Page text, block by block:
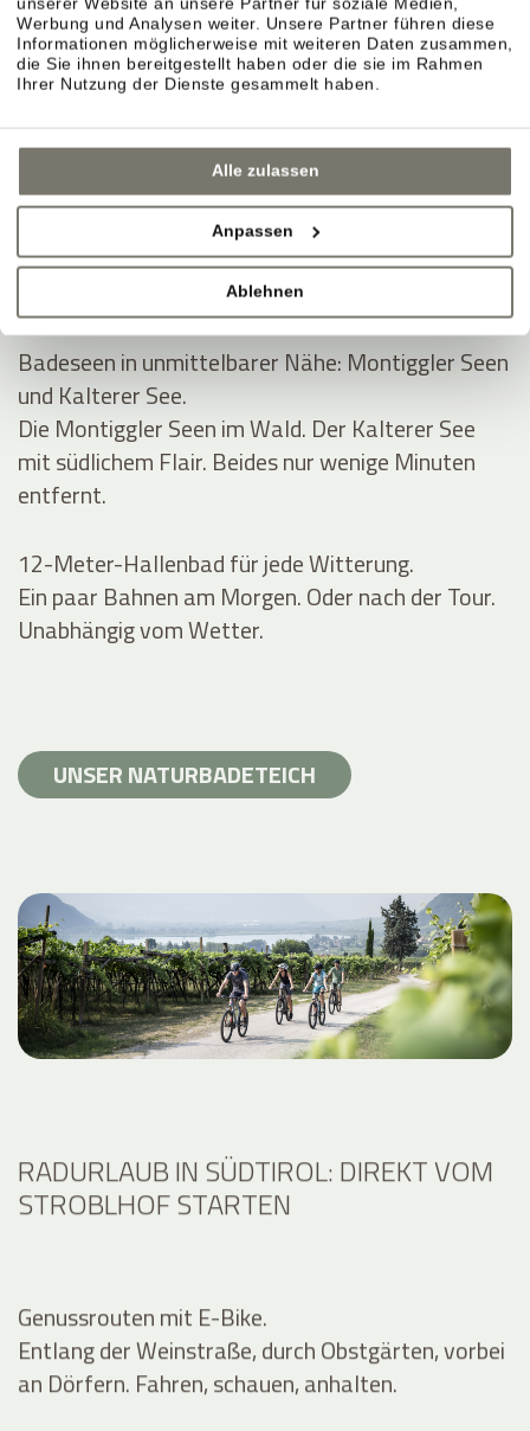
Werbung und Analysen weiter. Unsere Partner führen diese
Informationen möglicherweise mit weiteren Daten zusammen,
die Sie ihnen bereitgestellt haben oder die sie im Rahmen
Ihrer Nutzung der Dienste gesammelt haben.
Alle zulassen
Anpassen
Ablehnen
BADEURLAUB UND POOLS IM
STROBLHOF
Badeteich und schöne Liegewiese für den
Naturteich, Liegewiese, Ruhe. Platz zum Lesen,
Badeseen in unmittelbarer Nähe: Montiggler Seen
und Kalterer See.
Die Montiggler Seen im Wald. Der Kalterer See
mit südlichem Flair. Beides nur wenige Minuten
entfernt.
12-Meter-Hallenbad für jede Witterung.
Ein paar Bahnen am Morgen. Oder nach der Tour.
Unabhängig vom Wetter.
UNSER NATURBADETEICH
RADURLAUB IN SÜDTIROL: DIREKT VOM
STROBLHOF STARTEN
Genussrouten mit E-Bike.
Entlang der Weinstraße, durch Obstgärten, vorbei
an Dörfern. Fahren, schauen, anhalten.